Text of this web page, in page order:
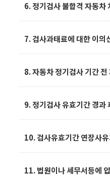
6. 정기검사 불합격 자동차
7. 검사과태료에 대한 이의
8. 자동차 정기검사 기간
9. 정기검사 유효기간 경과
10. 검사유효기간 연장사
11. 법원이나 세무서등에